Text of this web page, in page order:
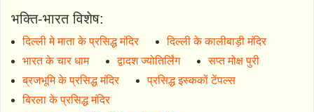
भक्ति-भारत विशेष:
दिल्ली मे माता के प्रसिद्ध मंदिर
दिल्ली के कालीबाड़ी मंदिर
भारत के चार धाम
द्वादश ज्योतिर्लिंग
सप्त मोक्ष पुरी
ब्रजभूमि के प्रसिद्ध मंदिर
प्रसिद्ध इस्ककों टेंपल्स
बिरला के प्रसिद्ध मंदिर